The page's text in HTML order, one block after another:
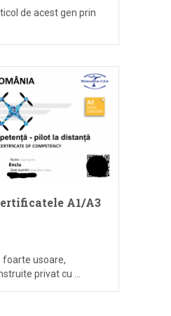
de acest gen prin
A1/A3
foarte usoare,
privat cu …